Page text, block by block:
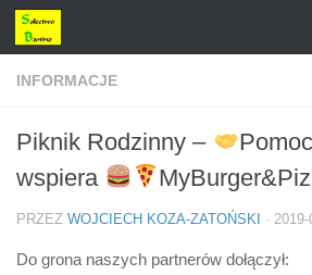
Przejdź do treści
INFORMACJE
Piknik Rodzinny –
wspiera
PRZEZ WOJCIECH KOZA-ZATOŃSKI · 2019-
Do grona naszych partnerów dołączył: